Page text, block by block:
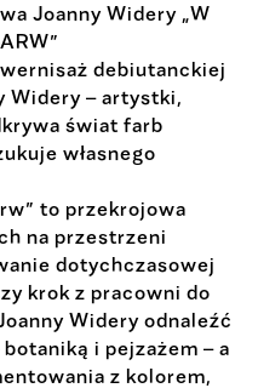
Joanny Widery „W
debiutanckiej
Widery – artystki,
świat farb
własnego
to przekrojowa
na przestrzeni
dotychczasowej
krok z pracowni do
Widery odnaleźć
i pejzażem – a
z kolorem,